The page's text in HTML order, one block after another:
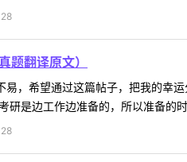
题翻译原文）
易，希望通过这篇帖子，把我的幸
研是边工作边准备的，所以准备